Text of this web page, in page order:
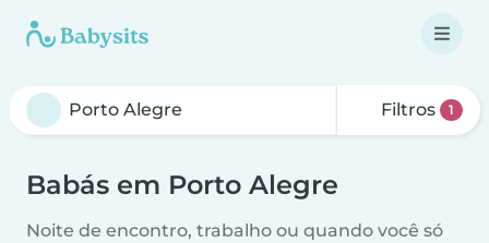
Filtros 1
Babás em Porto Alegre
Noite de encontro, trabalho ou quando você só